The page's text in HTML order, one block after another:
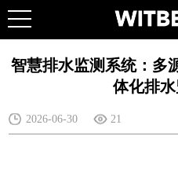
智慧排水监测系统：多
体化排
2026-06-30 21